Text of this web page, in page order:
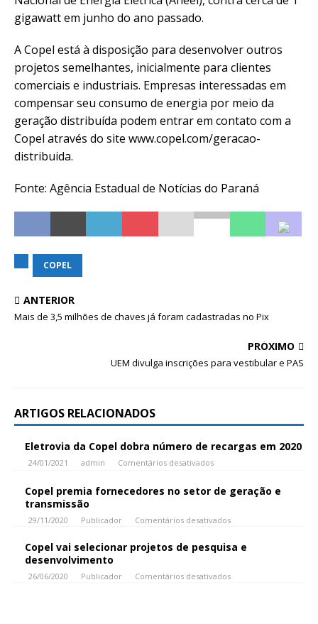
gigawatt em junho do ano passado.
A Copel está à disposição para desenvolver outros
projetos semelhantes, inicialmente para clientes
comerciais e industriais. Empresas interessadas em
compensar seu consumo de energia por meio da
geração distribuída podem entrar em contato com a
Copel através do site www.copel.com/geracao-
distribuida.
Fonte: Agência Estadual de Notícias do Paraná
COPEL
ANTERIOR
Mais de 3,5 milhões de chaves já foram cadastradas no Pix
PRÓXIMO
UEM divulga inscrições para vestibular e PAS
ARTIGOS RELACIONADOS
Eletrovia da Copel dobra número de recargas em 2020
24/01/2021 admin Comentários desativados
Copel premia fornecedores no setor de geração e
transmissão
29/11/2020 Publicador Comentários desativados
Copel vai selecionar projetos de pesquisa e
desenvolvimento
26/06/2020 Publicador Comentários desativados